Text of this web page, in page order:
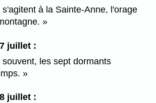
à la Sainte-Anne, l'orage
juillet :
les sept dormants
juillet :